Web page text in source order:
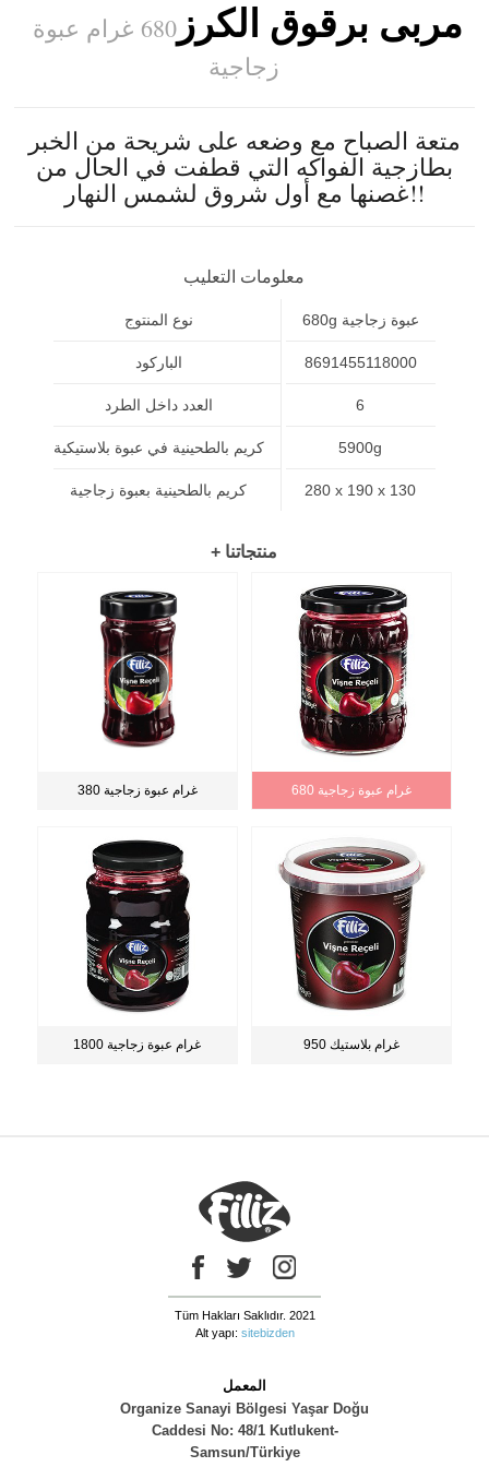
مربى برقوق الكرز
680 غرام عبوة
زجاجية
متعة الصباح مع وضعه على شريحة من الخبر
بطازجية الفواكه التي قطفت في الحال من
غصنها مع أول شروق لشمس النهار!!
معلومات التعليب
نوع المنتوج
الباركود
العدد داخل الطرد
كريم بالطحينية في عبوة بلاستيكية
كريم بالطحينية بعبوة زجاجية
680g عبوة زجاجية
8691455118000
6
5900g
280 x 190 x 130
+ منتجاتنا
380 غرام عبوة زجاجية 680 غرام عبوة زجاجية
1800 غرام عبوة زجاجية 950 غرام بلاستيك
Tüm Hakları Saklıdır. 2021
Alt yapı: sitebizden
المعمل
Organize Sanayi Bölgesi Yaşar Doğu
Caddesi No: 48/1 Kutlukent-
Samsun/Türkiye